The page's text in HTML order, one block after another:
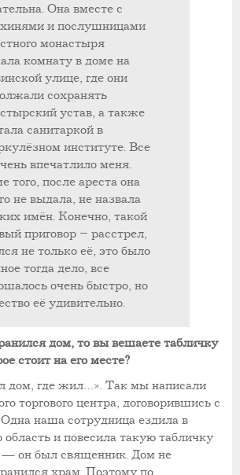
Она вместе с
и послушницами
монастыря
комнату в доме на
улице, где они
сохранять
устав, а также
санитаркой в
институте. Все
впечатлило меня.
того, после ареста она
не выдала, не назвала
имён. Конечно, такой
приговор – расстрел,
не только её, это было
тогда дело, все
очень быстро, но
её удивительно.
дом, то вы вешаете табличку
стоит на его месте?
дом, где жил…». Так мы написали
торгового центра, договорившись с
Одна наша сотрудница ездила в
и повесила такую табличку
— он был священник. Дом не